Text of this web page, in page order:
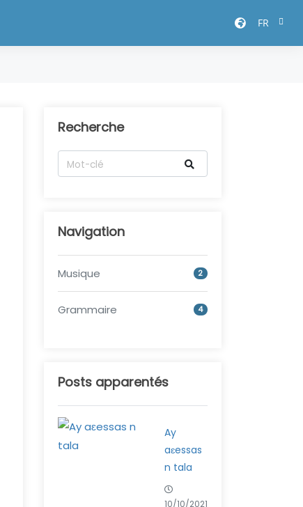
FR
Recherche
Navigation
Musique 2
Grammaire 4
Posts apparentés
Ay
aɛessas
n tala
10/10/2021